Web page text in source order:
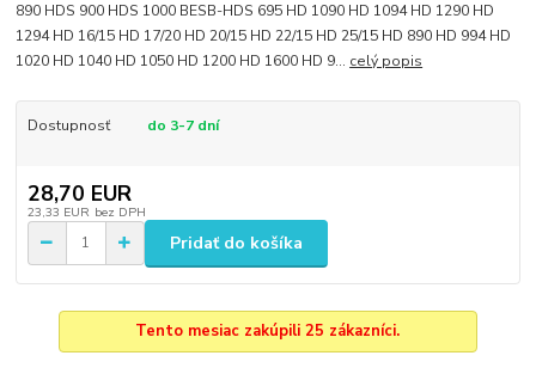
890 HDS 900 HDS 1000 BESB-HDS 695 HD 1090 HD 1094 HD 1290 HD
1294 HD 16/15 HD 17/20 HD 20/15 HD 22/15 HD 25/15 HD 890 HD 994 HD
1020 HD 1040 HD 1050 HD 1200 HD 1600 HD 9... celý popis
Dostupnosť do 3-7 dní
28,70 EUR
23,33 EUR bez DPH
Pridať do košíka
Tento mesiac zakúpili 25 zákazníci.